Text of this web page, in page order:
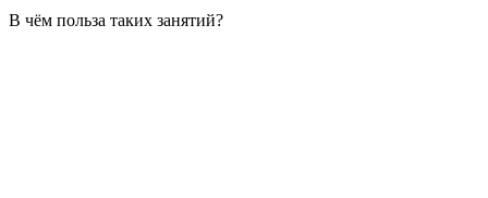
В чём польза таких занятий?